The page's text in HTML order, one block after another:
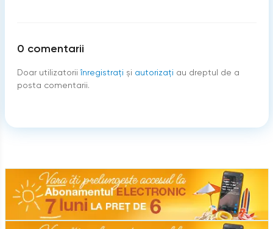
0 comentarii
Doar utilizatorii înregistraţi şi autorizați au dreptul de a
posta comentarii.